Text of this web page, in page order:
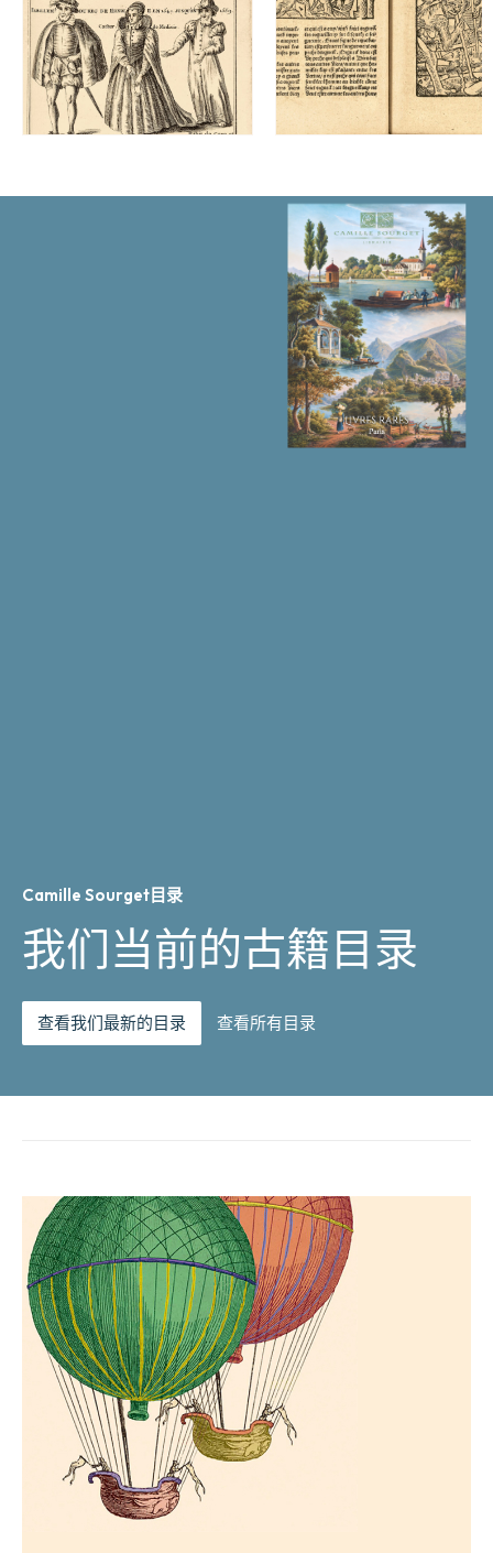
Camille Sourget目录
我们当前的古籍目录
查看我们最新的目录 查看所有目录